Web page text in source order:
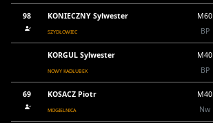
98 KONIECZNY Sylwester
SZYDŁOWIEC
M60
BP
KORGUL Sylwester
NOWY KADŁUBEK
M40
BP
69 KOSACZ Piotr
MOGIELNICA
M40
Nw